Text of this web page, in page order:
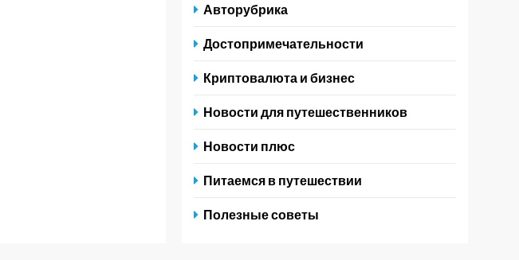
Авторубрика
Достопримечательности
Криптовалюта и бизнес
Новости для путешественников
Новости плюс
Питаемся в путешествии
Полезные советы